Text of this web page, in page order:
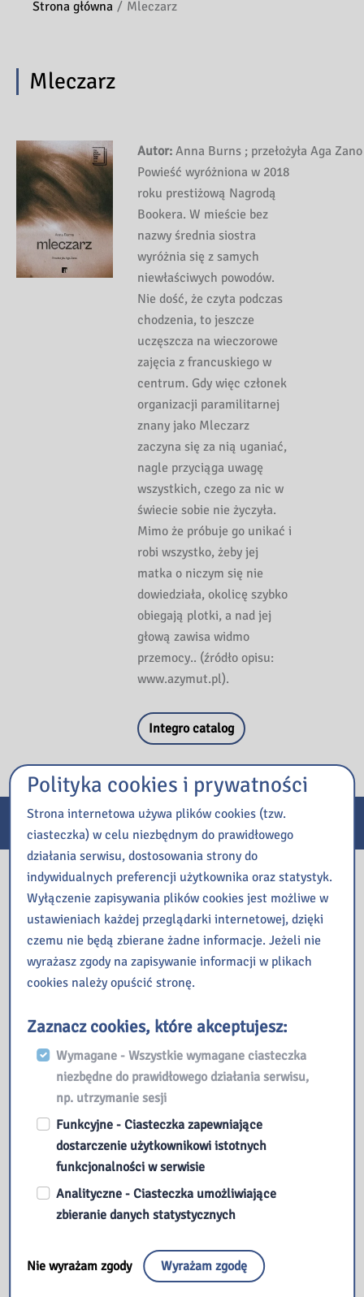
Strona główna Mleczarz
Mleczarz
Autor: Anna Burns ; przełożyła Aga Zano
Powieść wyróżniona w 2018
roku prestiżową Nagrodą
Bookera. W mieście bez
nazwy średnia siostra
wyróżnia się z samych
niewłaściwych powodów.
Nie dość, że czyta podczas
chodzenia, to jeszcze
uczęszcza na wieczorowe
zajęcia z francuskiego w
centrum. Gdy więc członek
organizacji paramilitarnej
znany jako Mleczarz
zaczyna się za nią uganiać,
nagle przyciąga uwagę
wszystkich, czego za nic w
świecie sobie nie życzyła.
Mimo że próbuje go unikać i
robi wszystko, żeby jej
matka o niczym się nie
dowiedziała, okolicę szybko
obiegają plotki, a nad jej
głową zawisa widmo
przemocy.. (źródło opisu:
www.azymut.pl).
Integro catalog
E-usługi
Nasza biblioteka
Przeczytaj
Kopernik – czyli kosmiczna podróż w nieznane
ManiaLAB w bibliotece
Polityka cookies i prywatności
Strona internetowa używa plików cookies (tzw.
ciasteczka) w celu niezbędnym do prawidłowego
działania serwisu, dostosowania strony do
indywidualnych preferencji użytkownika oraz statystyk.
Wyłączenie zapisywania plików cookies jest możliwe w
ustawieniach każdej przeglądarki internetowej, dzięki
czemu nie będą zbierane żadne informacje. Jeżeli nie
wyrażasz zgody na zapisywanie informacji w plikach
cookies należy opuścić stronę.
Zaznacz cookies, które akceptujesz:
Wymagane - Wszystkie wymagane ciasteczka
niezbędne do prawidłowego działania serwisu,
np. utrzymanie sesji
Funkcyjne - Ciasteczka zapewniające
dostarczenie użytkownikowi istotnych
funkcjonalności w serwisie
Analityczne - Ciasteczka umożliwiające
zbieranie danych statystycznych
Nie wyrażam zgody Wyrażam zgodę